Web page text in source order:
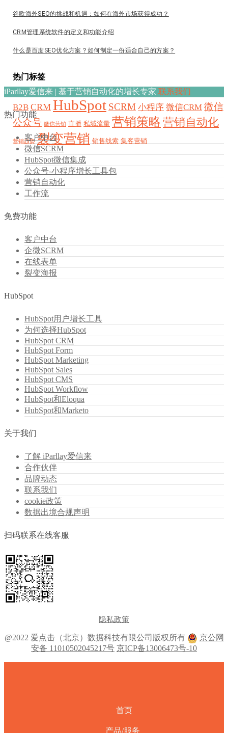
谷歌海外SEO的挑战和机遇：如何在海外市场获得成功？
CRM管理系统软件的定义和功能介绍
什么是百度SEO优化方案？如何制定一份适合自己的方案？
热门标签
B2B CRM HubSpot SCRM 小程序 微信CRM 微信
公众号 微信营销 直播 私域流量 营销策略 营销自动化
营销趋势 裂变营销 销售线索 集客营销
iParllay爱信来 | 基于营销自动化的增长专家 联系我们
热门功能
客户中台
微信SCRM
HubSpot微信集成
公众号-小程序增长工具包
营销自动化
工作流
免费功能
客户中台
企微SCRM
在线表单
裂变海报
HubSpot
HubSpot用户增长工具
为何选择HubSpot
HubSpot CRM
HubSpot Form
HubSpot Marketing
HubSpot Sales
HubSpot CMS
HubSpot Workflow
HubSpot和Eloqua
HubSpot和Marketo
关于我们
了解 iParllay爱信来
合作伙伴
品牌动态
联系我们
cookie政策
数据出境合规声明
扫码联系在线客服
隐私政策
@2022 爱点击（北京）数据科技有限公司版权所有
京公网
安备 11010502045217号 京ICP备13006473号-10
首页
产品/服务